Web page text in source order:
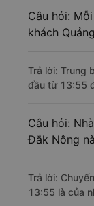
Câu hỏi:
khách
Trả lời: Trung
đầu từ 13:55
Câu hỏi:
Đắk Nông
Trả lời:
13:55 là của